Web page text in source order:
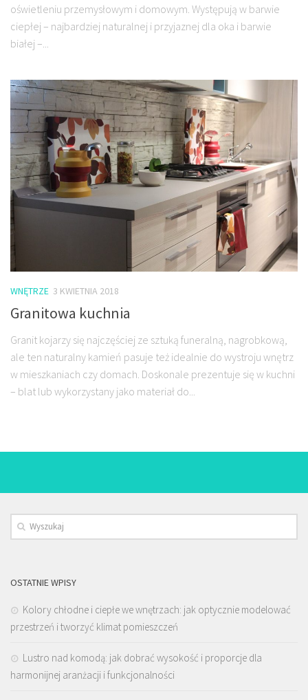
oświetleniu przemysłowym i domowym. Występują w barwie
ciepłej – najbardziej naturalnej i przyjaznej dla oka i barwie
białej –...
WNĘTRZE 3 KWIETNIA 2018
Granitowa kuchnia
Granit kojarzy się najczęściej ze sztuką funeralną, nagrobkową,
ale ten naturalny kamień pasuje też idealnie do wystroju wnętrz
w mieszkaniach czy domach. Doskonale prezentuje się w kuchni
– blat lub wykorzystany jako materiał do...
OSTATNIE WPISY
Kolory chłodne i ciepłe we wnętrzach: jak optycznie modelować
przestrzeń i tworzyć klimat pomieszczeń
Lustro nad komodą: jak dobrać wysokość i proporcje dla
harmonijnej aranżacji i funkcjonalności